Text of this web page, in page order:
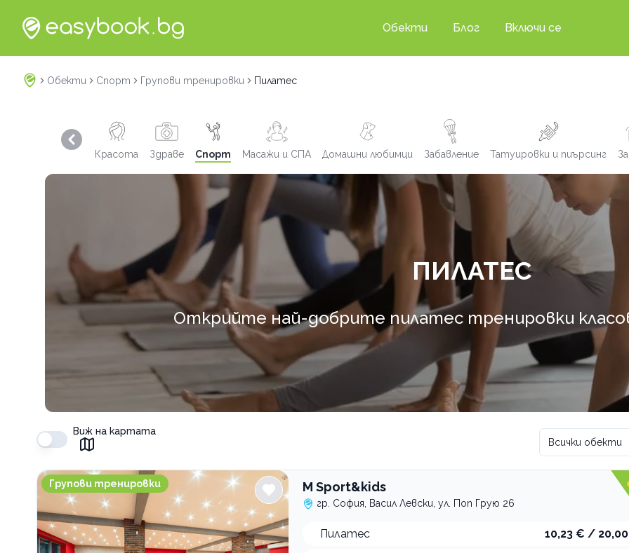
Обекти Блог Включи се
Обекти Спорт Групови тренировки Пилатес
Красота Здраве Спорт Масажи и СПА Домашни любимци Забавление Татуировки и пиърсинг
Previous slide
ПИЛАТЕС
Открийте най-добрите пилатес тренировки
Виж на картата
Всички обекти
M Sport&kids
Групови тренировки M Sport&kids
гр. София, Васил Левски, ул. Поп Грую 26
Пилатес 10,23 € /